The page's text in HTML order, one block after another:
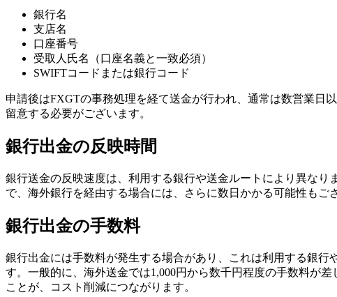
銀行名
支店名
口座番号
受取人氏名（口座名義と一致必須）
SWIFTコードまたは銀行コード
申請後はFXGTの事務処理を経て送金が行われ、通常は数営業日
留意する必要がございます。
銀行出金の反映時間
銀行送金の反映速度は、利用する銀行や送金ルートにより異な
で、海外銀行を経由する場合には、さらに数日かかる可能性も
銀行出金の手数料
銀行出金には手数料が発生する場合があり、これは利用する銀
す。一般的に、海外送金では1,000円から数千円程度の手数料が
ことが、コスト削減につながります。